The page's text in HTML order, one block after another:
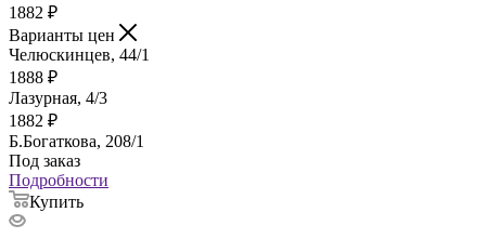
1882 ₽
Варианты цен
Челюскинцев, 44/1
1888 ₽
Лазурная, 4/3
1882 ₽
Б.Богаткова, 208/1
Под заказ
Подробности
Купить